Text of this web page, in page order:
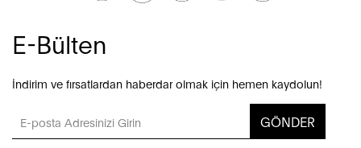
E-Bülten
İndirim ve fırsatlardan haberdar olmak için hemen kaydolun!
GÖNDER